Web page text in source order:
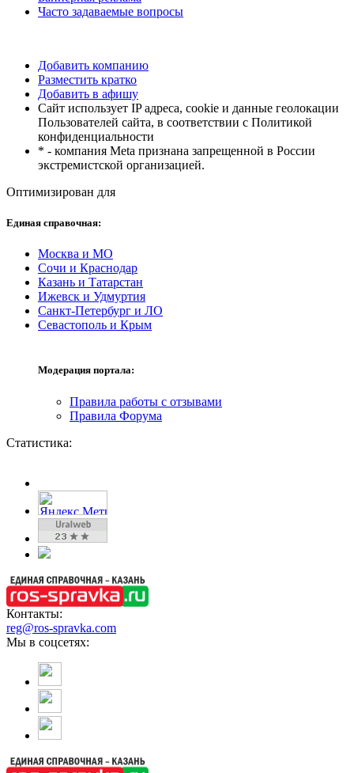
Часто задаваемые вопросы
Добавить компанию
Разместить кратко
Добавить в афишу
Сайт использует IP адреса, cookie и данные геолокации
Пользователей сайта, в соответствии с Политикой
конфиденциальности
* - компания Meta признана запрещенной в России
экстремистской организацией.
Оптимизирован для
Единая справочная:
Москва и МО
Сочи и Краснодар
Казань и Татарстан
Ижевск и Удмуртия
Санкт-Петербург и ЛО
Севастополь и Крым
Модерация портала:
Правила работы с отзывами
Правила Форума
Статистика:
Контакты:
reg@ros-spravka.com
Мы в соцсетях: